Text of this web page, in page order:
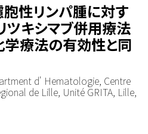
性リンパ腫に対す
ツキシマブ併用療法
学療法の有効性と同
d' Hematologie, Centre
de Lille, Unité GRITA, Lille,